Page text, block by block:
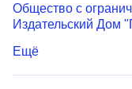
Общество с
Издательский
Ещё